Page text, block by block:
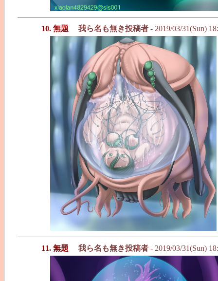
10. 無題 我ら名も無き投稿者 - 2019/03/31(Sun)
11. 無題 我ら名も無き投稿者 - 2019/03/31(Sun)